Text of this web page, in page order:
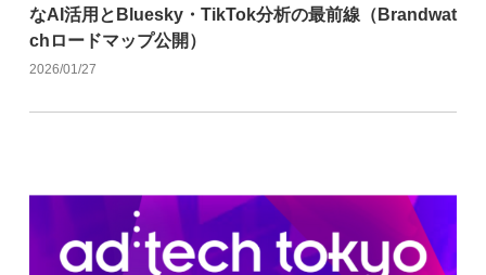
なAI活用とBluesky・TikTok分析の最前線（Brandwat
chロードマップ公開）
2026/01/27